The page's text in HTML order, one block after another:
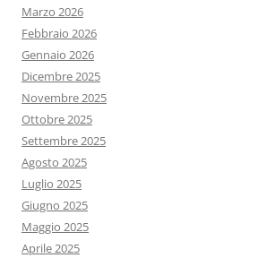
Marzo 2026
Febbraio 2026
Gennaio 2026
Dicembre 2025
Novembre 2025
Ottobre 2025
Settembre 2025
Agosto 2025
Luglio 2025
Giugno 2025
Maggio 2025
Aprile 2025